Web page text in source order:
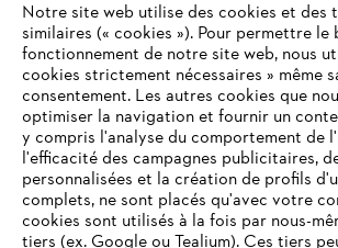
L'Entreprise
Notre site web utilise des cookies et des
similaires (« cookies »). Pour permettre le
fonctionnement de notre site web, nous
cookies strictement nécessaires » même
consentement. Les autres cookies que
optimiser la navigation et fournir un
y compris l'analyse du comportement de
l'efficacité des campagnes publicitaires,
personnalisées et la création de profils
complets, ne sont placés qu'avec votre
cookies sont utilisés à la fois par nous-
tiers (ex. Google ou Tealium). Ces tiers